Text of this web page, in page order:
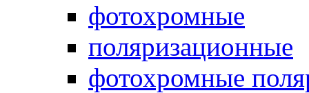
фотохромные
поляризационные
фотохромные